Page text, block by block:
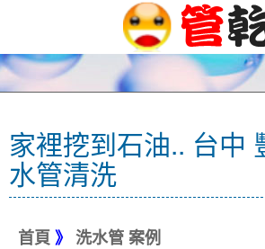
家裡挖到石油.. 台中
水管清洗
首頁 》 洗水管 案例